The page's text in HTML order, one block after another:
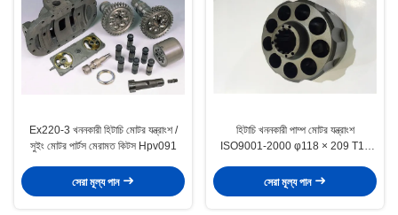
Ex220-3 খননকারী হিটাচি মোটর যন্ত্রাংশ /
সুইং মোটর পার্টস মেরামত কিটস Hpv091
সেরা মূল্য পান
হিটাচি খননকারী পাম্প মোটর যন্ত্রাংশ
ISO9001-2000 φ118 × 209 T15
সেরা মূল্য পান